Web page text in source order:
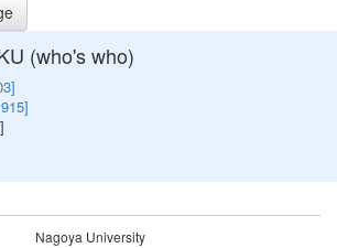
(who's who)
Nagoya University